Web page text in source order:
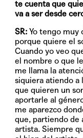
te cuenta que
va a ser desde
SR: Yo tengo muy
porque quiere el
Cuando yo veo
el nombre o que
me llama la
siquiera atiendo a
que quieren un
aportarle al
me aparezco
que, partiendo de
artista. Siempre